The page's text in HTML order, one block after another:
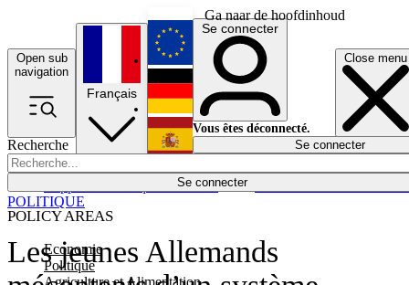
Ga naar de hoofdinhoud
Open sub
navigation
Close menu
Recherche
Se connecter
POLICY AREAS
Economie
Politique
Agriculture et Alimentation
Économie
Français
English
Deutsch
Español
Se connecter
Vous êtes déconnecté.
Se connecter
Les jeunes Allemands
POLITIQUE